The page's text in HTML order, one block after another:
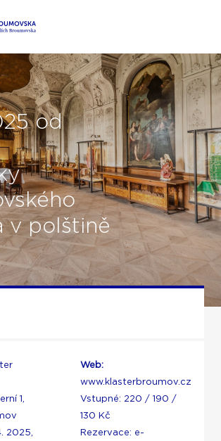
od
v polštině
1,
2025,
Web:
www.klasterbroumov.cz
Vstupné: 220 / 190 /
130 Kč
Rezervace: e-